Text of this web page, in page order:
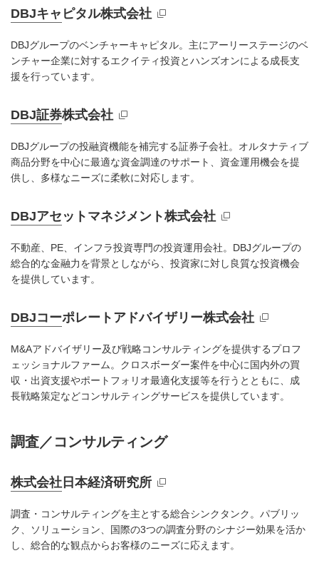
DBJキャピタル株式会社
DBJグループのベンチャーキャピタル。主にアーリーステージのベ
ンチャー企業に対するエクイティ投資とハンズオンによる成長支
援を行っています。
DBJ証券株式会社
DBJグループの投融資機能を補完する証券子会社。オルタナティブ
商品分野を中心に最適な資金調達のサポート、資金運用機会を提
供し、多様なニーズに柔軟に対応します。
DBJアセットマネジメント株式会社
不動産、PE、インフラ投資専門の投資運用会社。DBJグループの
総合的な金融力を背景としながら、投資家に対し良質な投資機会
を提供しています。
DBJコーポレートアドバイザリー株式会社
M&Aアドバイザリー及び戦略コンサルティングを提供するプロフ
ェッショナルファーム。クロスボーダー案件を中心に国内外の買
収・出資支援やポートフォリオ最適化支援等を行うとともに、成
長戦略策定などコンサルティングサービスを提供しています。
調査／コンサルティング
株式会社日本経済研究所
調査・コンサルティングを主とする総合シンクタンク。パブリッ
ク、ソリューション、国際の3つの調査分野のシナジー効果を活か
し、総合的な観点からお客様のニーズに応えます。